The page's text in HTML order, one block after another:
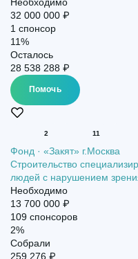
32 000 000 ₽
1 спонсор
11%
Осталось
28 538 288 ₽
Помочь
2 11
Фонд · «Закят» г.Москва
Строительство
людей с нарушением
Необходимо
13 700 000 ₽
109 спонсоров
2%
Собрали
259 276 ₽